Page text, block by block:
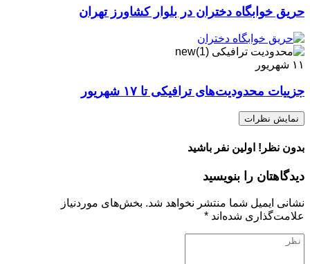
حریق خوابگاه دختران در بلوار کشاورز تهران
۱۱ شهریور
جزییات محدودیت‌های ترافیکی تا ۱۷ شهریور
نمایش نظرات
بدون نظر! اولین نفر باشید
دیدگاهتان را بنویسید
نشانی ایمیل شما منتشر نخواهد شد. بخش‌های موردنیاز
علامت‌گذاری شده‌اند *